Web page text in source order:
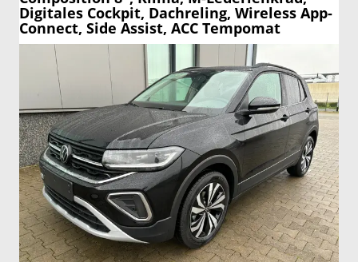
Digitales Cockpit, Dachreling, Wireless App-
Connect, Side Assist, ACC Tempomat